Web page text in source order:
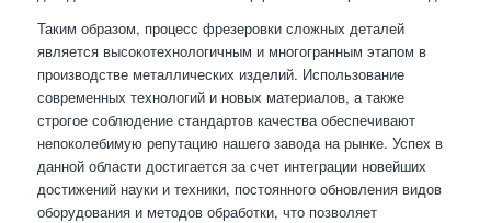
Таким образом, процесс фрезеровки сложных деталей
является высокотехнологичным и многогранным этапом в
производстве металлических изделий. Использование
современных технологий и новых материалов, а также
строгое соблюдение стандартов качества обеспечивают
непоколебимую репутацию нашего завода на рынке. Успех в
данной области достигается за счет интеграции новейших
достижений науки и техники, постоянного обновления видов
оборудования и методов обработки, что позволяет